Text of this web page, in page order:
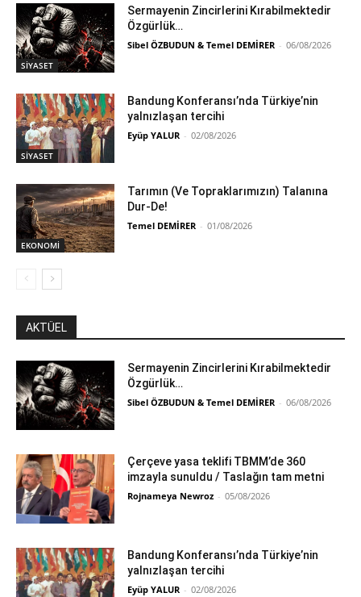
SİYASET
Sermayenin Zincirlerini Kırabilmektedir
Özgürlük…
Sibel ÖZBUDUN & Temel DEMİRER - 06/08/2026
SİYASET
Bandung Konferansı’nda Türkiye’nin
yalnızlaşan tercihi
Eyüp YALUR - 02/08/2026
EKONOMİ
Tarımın (Ve Topraklarımızın) Talanına
Dur-De!
Temel DEMİRER - 01/08/2026
AKTÜEL
Sermayenin Zincirlerini Kırabilmektedir
Özgürlük…
Sibel ÖZBUDUN & Temel DEMİRER - 06/08/2026
Çerçeve yasa teklifi TBMM’de 360
imzayla sunuldu / Taslağın tam metni
Rojnameya Newroz - 05/08/2026
Bandung Konferansı’nda Türkiye’nin
yalnızlaşan tercihi
Eyüp YALUR - 02/08/2026